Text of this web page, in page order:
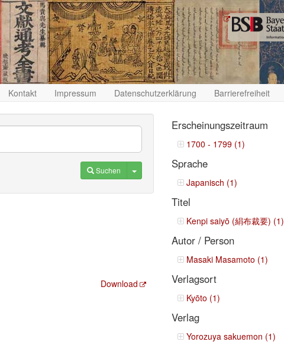
Kontakt Impressum Datenschutzerklärung Barrierefreiheit
Suchen Toggle Dropdown
Download
Erscheinungszeitraum
1700 - 1799 (1)
Sprache
Japanisch (1)
Titel
Kenpi saiyō (絹布裁要) (1)
Autor / Person
Masaki Masamoto (1)
Verlagsort
Kyōto (1)
Verlag
Yorozuya sakuemon (1)